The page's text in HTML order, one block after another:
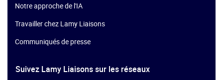
Notre approche de l'IA
Travailler chez Lamy Liaisons
Communiqués de presse
Suivez Lamy Liaisons sur les réseaux